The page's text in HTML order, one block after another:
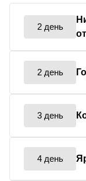
2 день
2 день
3 день
4 день